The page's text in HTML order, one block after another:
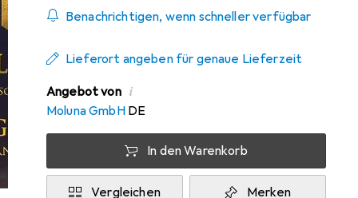
Benachrichtigen, wenn schneller verfügbar
Lieferort angeben für genaue Lieferzeit
Angebot von i
Moluna GmbH DE
In den Warenkorb
Vergleichen Merken